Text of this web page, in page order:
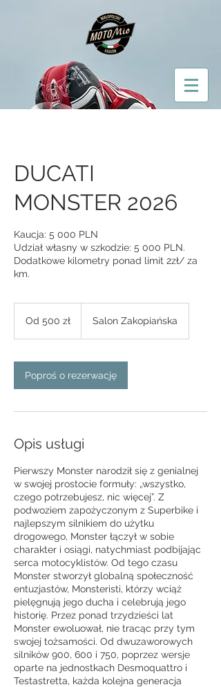
DUCATI
MONSTER 2026
Kaucja: 5 000 PLN
Udział własny w szkodzie: 5 000 PLN.
Dodatkowe kilometry ponad limit 2zł/ za
km.
złotych
Od 500 zł Salon Zakopiańska
Poproś o rezerwację
Opis usługi
Pierwszy Monster narodził się z genialnej
w swojej prostocie formuły: „wszystko,
czego potrzebujesz, nic więcej”. Z
podwoziem zapożyczonym z Superbike i
najlepszym silnikiem do użytku
drogowego, Monster łączył w sobie
charakter i osiągi, natychmiast podbijając
serca motocyklistów. Od tego czasu
Monster stworzył globalną społeczność
entuzjastów, Monsteristi, którzy wciąż
pielęgnują jego ducha i celebrują jego
historię. Przez ponad trzydzieści lat
Monster ewoluował, nie tracąc przy tym
swojej tożsamości. Od dwuzaworowych
silników 900, 600 i 750, poprzez wersje
oparte na jednostkach Desmoquattro i
Testastretta, każda kolejna generacja